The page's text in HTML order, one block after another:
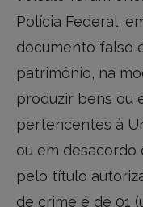
Polícia Federal,
documento falso
patrimônio, na
produzir bens ou
pertencentes à
ou em desacordo
pelo título
de crime é de 01